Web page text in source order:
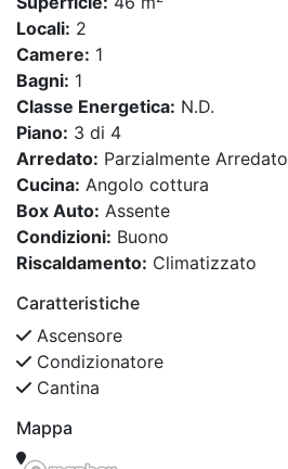
Locali: 2
Camere: 1
Bagni: 1
Classe Energetica: N.D.
Piano: 3 di 4
Arredato: Parzialmente Arredato
Cucina: Angolo cottura
Box Auto: Assente
Condizioni: Buono
Riscaldamento: Climatizzato
Caratteristiche
Ascensore
Condizionatore
Cantina
Mappa